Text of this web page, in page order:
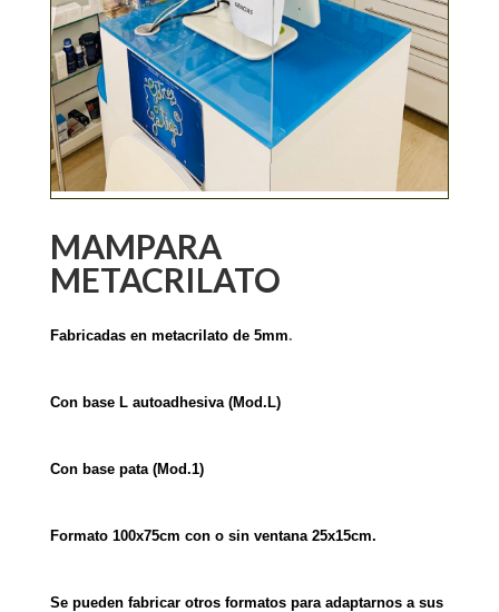
MAMPARA
METACRILATO
Fabricadas en metacrilato de 5mm
Con base L autoadhesiva (Mod.L)
Con base pata (Mod.1)
Formato 100x75cm con o sin ventana 25x15cm.
Se pueden fabricar otros formatos para adaptarnos a sus